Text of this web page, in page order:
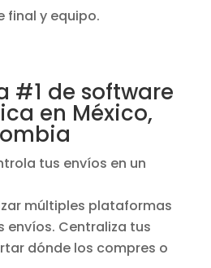
final y equipo.
#1 de software
en México,
tus envíos en un
múltiples plataformas
envíos. Centraliza tus
dónde los compres o